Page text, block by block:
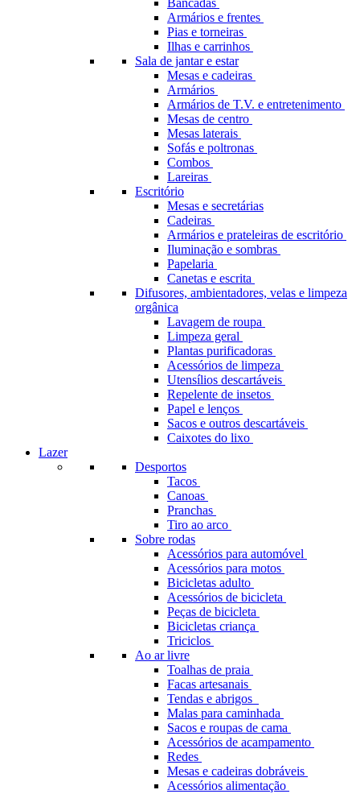
Bancadas
Armários e frentes
Pias e torneiras
Ilhas e carrinhos
Sala de jantar e estar
Mesas e cadeiras
Armários
Armários de T.V. e entretenimento
Mesas de centro
Mesas laterais
Sofás e poltronas
Combos
Lareiras
Escritório
Mesas e secretárias
Cadeiras
Armários e prateleiras de escritório
Iluminação e sombras
Papelaria
Canetas e escrita
Difusores, ambientadores, velas e limpeza
orgânica
Lavagem de roupa
Limpeza geral
Plantas purificadoras
Acessórios de limpeza
Utensílios descartáveis
Repelente de insetos
Papel e lenços
Sacos e outros descartáveis
Caixotes do lixo
Lazer
Desportos
Tacos
Canoas
Pranchas
Tiro ao arco
Sobre rodas
Acessórios para automóvel
Acessórios para motos
Bicicletas adulto
Acessórios de bicicleta
Peças de bicicleta
Bicicletas criança
Triciclos
Ao ar livre
Toalhas de praia
Facas artesanais
Tendas e abrigos
Malas para caminhada
Sacos e roupas de cama
Acessórios de acampamento
Redes
Mesas e cadeiras dobráveis
Acessórios alimentação